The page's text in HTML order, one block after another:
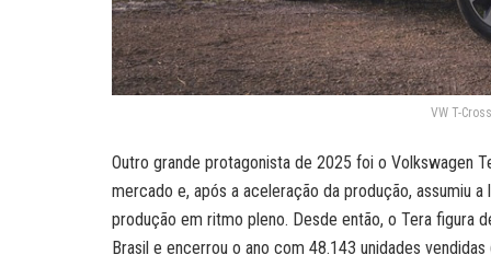
VW T-
Outro grande protagonista de 2025 foi o Volkswagen
mercado e, após a aceleração da produção, assumiu
produção em ritmo pleno. Desde então, o Tera figura
Brasil e encerrou o ano com 48.143 unidades